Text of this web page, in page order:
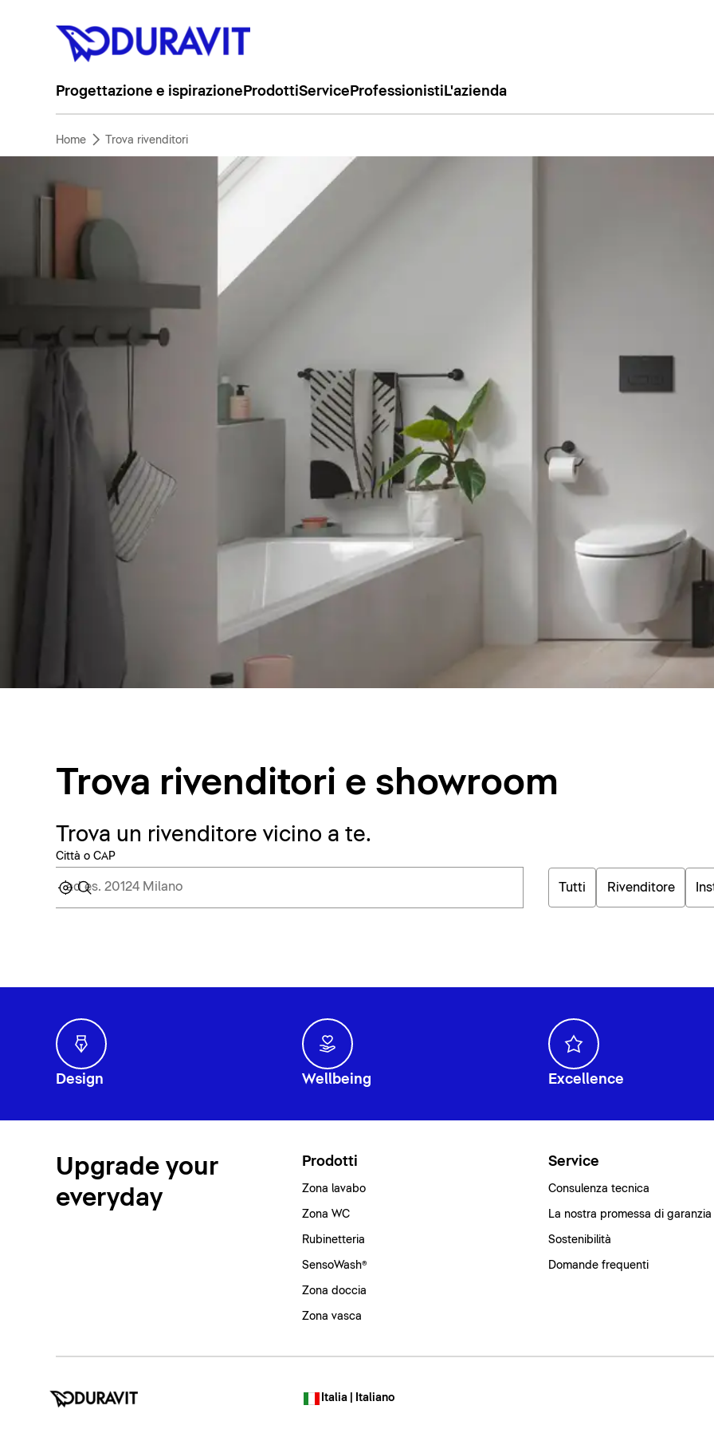
Progettazione e ispirazione ProdottiService Professionisti L'azienda
Home Trova rivenditori
Trova rivenditori e showroom
Trova un rivenditore vicino a te.
Città o CAP
Tutti Rivenditore
Design Wellbeing Excellence
Upgrade your
everyday
Prodotti
Zona lavabo
Zona WC
Rubinetteria
SensoWash®
Zona doccia
Zona vasca
Service
Consulenza tecnica
La nostra promessa di garanzia
Sostenibilità
Domande frequenti
Italia | Italiano